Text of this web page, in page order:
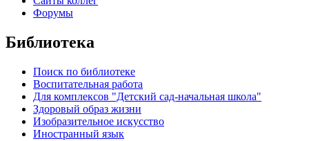
Форумы
Библиотека
Поиск по библиотеке
Воспитательная работа
Для комплексов "Детский сад-начальная школа"
Здоровый образ жизни
Изобразительное искусство
Иностранный язык